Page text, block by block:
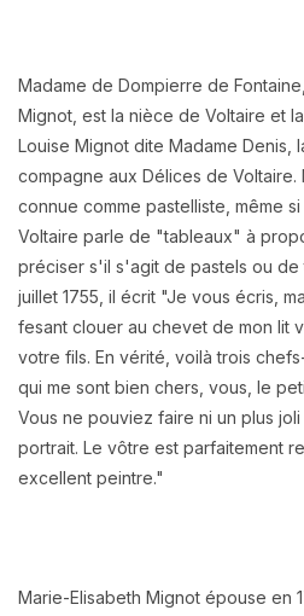
Madame de Dompierre de
Mignot, est la nièce de Voltaire et
Louise Mignot dite Madame Denis,
compagne aux Délices de
connue comme pastelliste, même
Voltaire parle de "tableaux" à
préciser s'il s'agit de pastels ou de
juillet 1755, il écrit "Je vous écris,
fesant clouer au chevet de mon lit
votre fils. En vérité, voilà trois
qui me sont bien chers, vous, le
Vous ne pouviez faire ni un plus
portrait. Le vôtre est parfaitement
excellent peintre."
Marie-Elisabeth Mignot épouse en